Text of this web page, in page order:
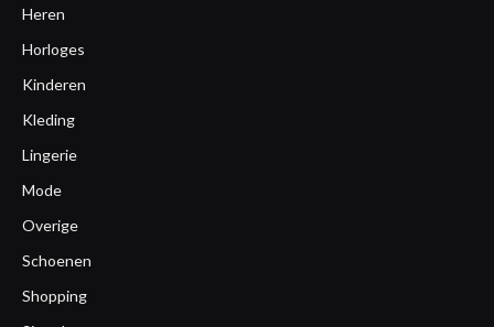
Heren
Horloges
Kinderen
Kleding
Lingerie
Mode
Overige
Schoenen
Shopping